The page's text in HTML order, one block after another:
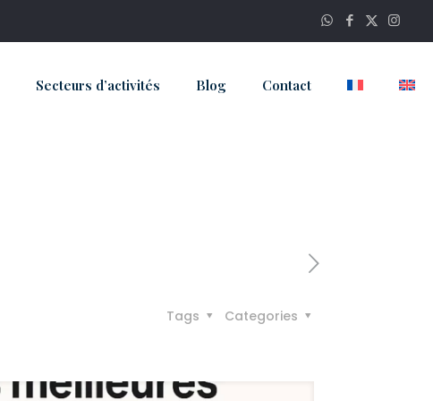
Secteurs d’activités Blog Contact
Categories
Tags